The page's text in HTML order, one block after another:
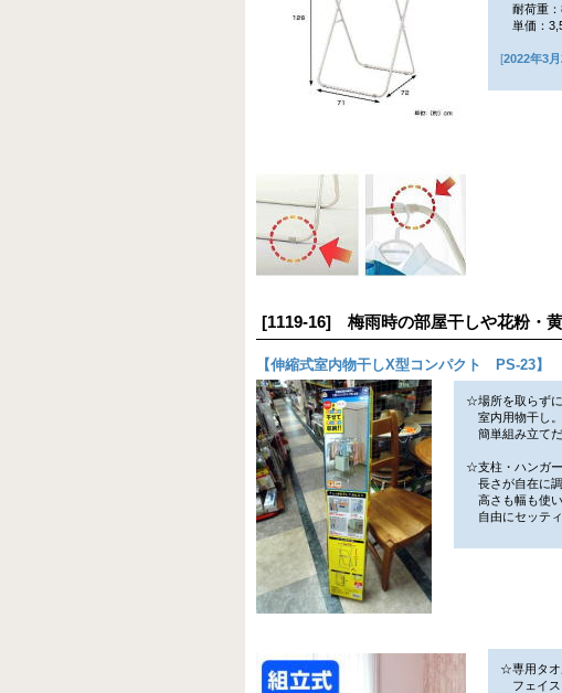
耐荷重：
単価：
[2022年3
[1119-16] 梅雨時の部屋干しや花粉・
【伸縮式室内物干しX型コンパクト PS-23】
☆場所を取らずに
室内用物干し。
簡単組み立てだ
☆支柱・ハンガ
長さが自在に調
高さも幅も使
自由にセッティ
☆専用タオ
フェイス